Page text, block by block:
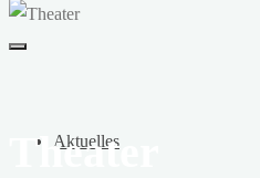
Aktuelles
Theater